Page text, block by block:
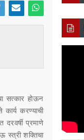
Ema
Wh
सत्कार होऊन
करण्याची
दरवर्षी प्रमाणे
स्त्री शक्तिचा